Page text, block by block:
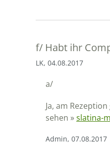
f/ Habt ihr
LK, 04.08.2017
a/
Ja, am
sehen »slatina-
Admin, 07.08.2017